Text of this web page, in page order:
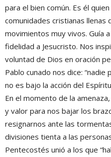
para el bien común. Es él
comunidades cristianas llenas
movimientos muy vivos. Guía
fidelidad a Jesucristo. Nos
voluntad de Dios en oración
Pablo cunado nos dice: “nadie
no es bajo la acción del
En el momento de la
y valor para nos bajar los
resignarnos ante las
divisiones tienta a las
Pentecostés unió a los que